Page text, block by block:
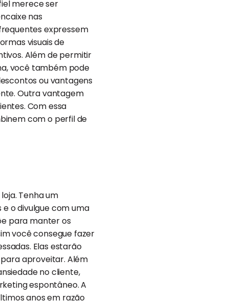
merece ser
nas
expressem
visuais de
Além de permitir
você também pode
ou vantagens
Outra vantagem
Com essa
com o perfil de
Tenha um
o divulgue com uma
para manter os
você consegue fazer
Elas estarão
aproveitar. Além
no cliente,
espontâneo. A
anos em razão